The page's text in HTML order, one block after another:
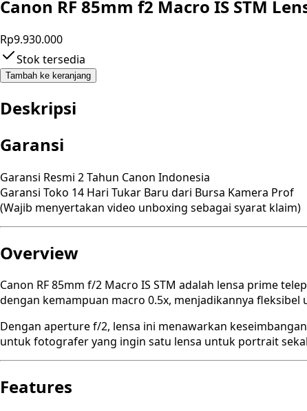
Canon RF 85mm f2 Macro IS STM
Rp9.930.000
Stok tersedia
Tambah ke keranjang
Deskripsi
Garansi
Garansi Resmi 2 Tahun Canon Indonesia
Garansi Toko 14 Hari Tukar Baru dari Bursa Kamera Prof
(Wajib menyertakan video unboxing sebagai syarat klaim)
Overview
Canon RF 85mm f/2 Macro IS STM adalah lensa prime
dengan kemampuan macro 0.5x, menjadikannya
Dengan aperture f/2, lensa ini menawarkan
untuk fotografer yang ingin satu lensa untuk portrait
Features